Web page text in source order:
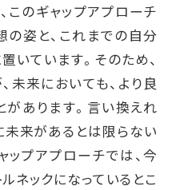
このギャップアプローチ
の姿と、これまでの自分
いています。そのため、
未来においても、より良
があります。言い換えれ
来があるとは限らない
ップアプローチでは、今
ネックになっているとこ